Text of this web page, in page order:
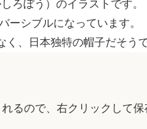
ろぼう）のイラストです。
ーシブルになっています。
、日本独特の帽子だそうで
るので、右クリックして保